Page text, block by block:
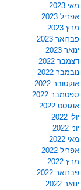
מאי 2023
אפריל 2023
מרץ 2023
פברואר 2023
ינואר 2023
דצמבר 2022
נובמבר 2022
אוקטובר 2022
ספטמבר 2022
אוגוסט 2022
יולי 2022
יוני 2022
מאי 2022
אפריל 2022
מרץ 2022
פברואר 2022
ינואר 2022